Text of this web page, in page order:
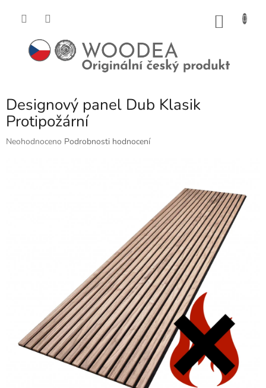
Designový panel Dub Klasik
Protipožární
Průměrné
Neohodnoceno Podrobnosti hodnocení